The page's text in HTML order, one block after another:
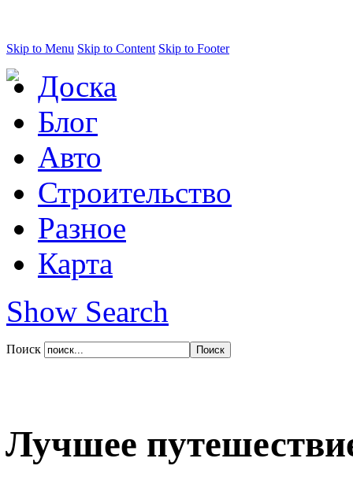
Skip to Menu Skip to Content Skip to Footer
Доска
Блог
Авто
Строительство
Разное
Карта
Show Search
Поиск
Лучшее